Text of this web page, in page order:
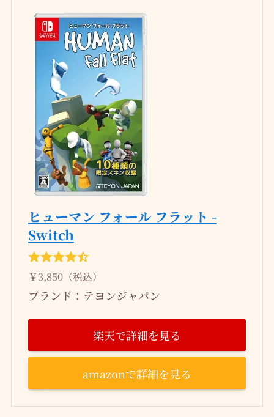
ヒューマン フォール フラット -
Switch
￥3,850（税込）
ブランド：テヨンジャパン
楽天で詳細を見る
amazonで詳細を見る